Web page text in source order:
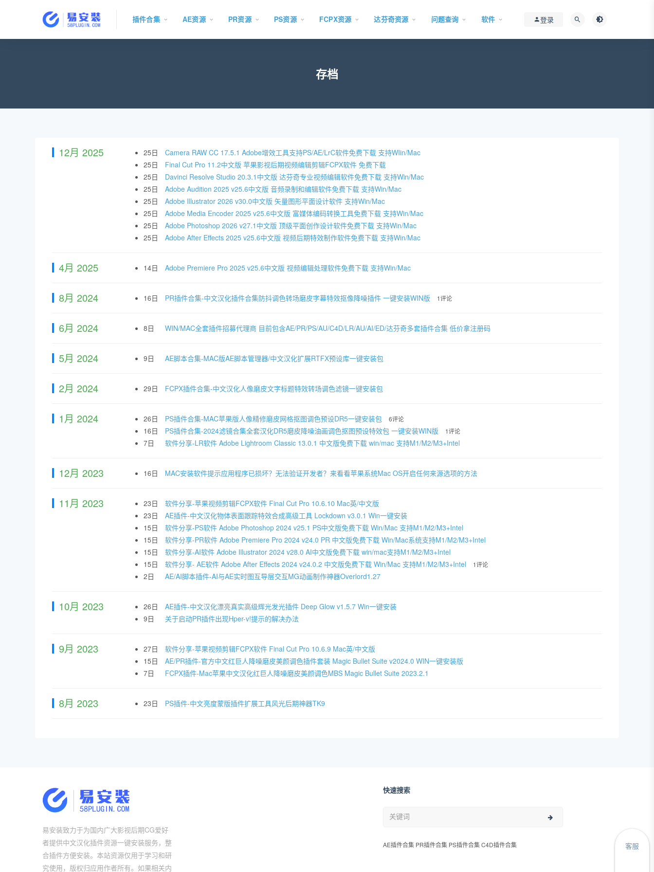
插件合集 AE资源 PR资源 PS资源 FCPX资源 达芬奇资源 问题查询 软件 登录
存档
12月 2025 25日
Camera RAW CC 17.5.1 Adobe增效工具支持PS/AE/LrC软件免费下载 支持WIin/Mac
25日
Final Cut Pro 11.2中文版 苹果影视后期视频编辑剪辑FCPX软件 免费下载
25日
Davinci Resolve Studio 20.3.1中文版 达芬奇专业视频编辑软件免费下载 支持Win/Mac
25日
Adobe Audition 2025 v25.6中文版 音频录制和编辑软件免费下载 支持Win/Mac
25日
Adobe Illustrator 2026 v30.0中文版 矢量图形平面设计软件 支持Win/Mac
25日
Adobe Media Encoder 2025 v25.6中文版 富媒体编码转换工具免费下载 支持Win/Mac
25日
Adobe Photoshop 2026 v27.1中文版 顶级平面创作设计软件免费下载 支持Win/Mac
25日
Adobe After Effects 2025 v25.6中文版 视频后期特效制作软件免费下载 支持Win/Mac
4月 2025 14日 Adobe Premiere Pro 2025 v25.6中文版 视频编辑处理软件免费下载 支持Win/Mac
8月 2024 16日 PR插件合集-中文汉化插件合集防抖调色转场磨皮字幕特效抠像降噪插件 一键安装WIN版 1评论
6月 2024 8日 WIN/MAC全套插件招募代理商 目前包含AE/PR/PS/AU/C4D/LR/AU/AI/ED/达芬奇多套插件合集 低价拿注册码
5月 2024 9日 AE脚本合集-MAC版AE脚本管理器/中文汉化扩展RTFX预设库一键安装包
2月 2024 29日 FCPX插件合集-中文汉化人像磨皮文字标题特效转场调色滤镜一键安装包
1月 2024 26日 PS插件合集-MAC苹果版人像精修磨皮网格抠图调色预设DR5一键安装包 6评论
16日 PS插件合集-2024滤镜合集全套汉化DR5磨皮降噪油画调色抠图预设特效包 一键安装WIN版 1评论
7日 软件分享-LR软件 Adobe Lightroom Classic 13.0.1 中文版免费下载 win/mac 支持M1/M2/M3+Intel
12月 2023 16日 MAC安装软件提示应用程序已损坏？无法验证开发者？来看看苹果系统Mac OS开启任何来源选项的方法
11月 2023 23日
软件分享-苹果视频剪辑FCPX软件 Final Cut Pro 10.6.10 Mac英/中文版
23日
AE插件-中文汉化物体表面跟踪特效合成高级工具 Lockdown v3.0.1 Win一键安装
15日
软件分享-PS软件 Adobe Photoshop 2024 v25.1 PS中文版免费下载 Win/Mac 支持M1/M2/M3+Intel
15日
软件分享-PR软件 Adobe Premiere Pro 2024 v24.0 PR 中文版免费下载 Win/Mac系统支持M1/M2/M3+Intel
15日
软件分享-AI软件 Adobe Illustrator 2024 v28.0 AI中文版免费下载 win/mac支持M1/M2/M3+Intel
15日
软件分享- AE软件 Adobe After Effects 2024 v24.0.2 中文版免费下载 Win/Mac 支持M1/M2/M3+Intel 1评论
2日 AE/AI脚本插件-AI与AE实时图互导层交互MG动画制作神器Overlord1.27
10月 2023 26日
AE插件-中文汉化漂亮真实高级辉光发光插件 Deep Glow v1.5.7 Win一键安装
9日
关于启动PR插件出现Hper-v!提示的解决办法
9月 2023 27日
软件分享-苹果视频剪辑FCPX软件 Final Cut Pro 10.6.9 Mac英/中文版
15日
AE/PR插件-官方中文红巨人降噪磨皮美颜调色插件套装 Magic Bullet Suite v2024.0 WIN一键安装版
7日
FCPX插件-Mac苹果中文汉化红巨人降噪磨皮美颜调色MBS Magic Bullet Suite 2023.2.1
8月 2023 23日 PS插件-中文亮度蒙版插件扩展工具风光后期神器TK9
易安装致力于为国内广大影视后期CG爱好
者提供中文汉化插件资源一键安装服务，整
合插件方便安装。本站资源仅用于学习和研
究使用，版权归应用作者所有。如果相关内
快速搜索
AE插件合集 PR插件合集 PS插件合集 C4D插件合集 客服